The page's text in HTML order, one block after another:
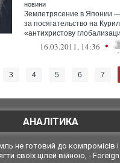
новини
Землетрясение в Японии
за посягательство на
«антихристову
утверждает автор «...
16.03.2011, 14:36 •
3 4 5 6 7
АНАЛІТИКА
не готовий до компромісів і
своїх цілей війною, -